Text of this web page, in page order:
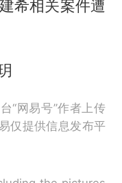
希相关案件遭
“网易号”作者上传
仅提供信息发布平